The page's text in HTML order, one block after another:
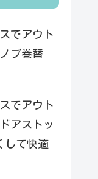
でアウト
ブ巻替
でアウト
アストッ
して快適